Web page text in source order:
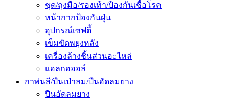
ชุด/ถุงมือ/รองเท้า/ป้องกันเชื้อโรค
หน้ากากป้องกันฝุ่น
อุปกรณ์เซฟตี้
เข็มขัดพยุงหลัง
เครื่องล้างชิ้นส่วนอะไหล่
แอลกอฮอล์
กาพ่นสี/ปืนเป่าลม/ปืนอัดลมยาง
ปืนอัดลมยาง